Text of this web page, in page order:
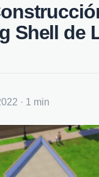
Shell de
· 1 min